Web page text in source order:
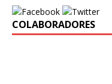
COLABORADORES